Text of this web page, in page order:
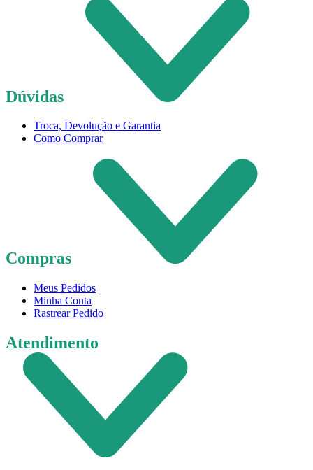
Dúvidas
Troca, Devolução e Garantia
Como Comprar
Compras
Meus Pedidos
Minha Conta
Rastrear Pedido
Atendimento